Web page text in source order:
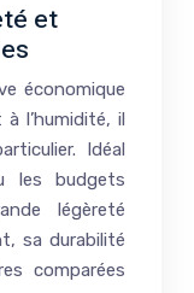
et
économique
l’humidité, il
Idéal
les budgets
légèreté
sa durabilité
comparées